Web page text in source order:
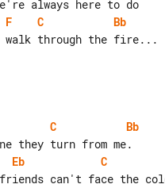
F
C
Bb
walk through the fire...
C
Bb
Eb
C